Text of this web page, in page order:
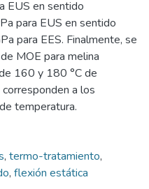
EUS en sentido
para EUS en sentido
para EES. Finalmente, se
MOE para melina
160 y 180 °C de
a los
temperatura.
, termo-tratamiento,
, flexión estática